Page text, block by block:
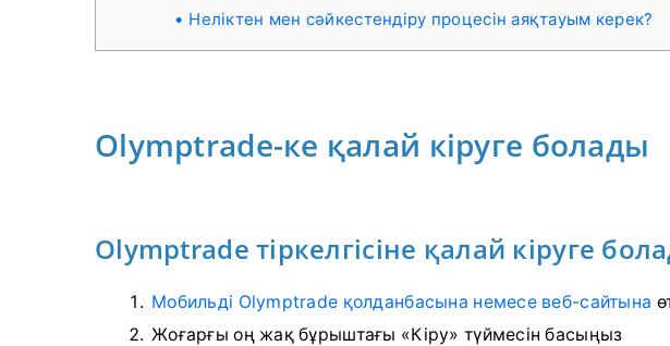
Неліктен мен сәйкестендіру процесін аяқтауым керек?
Olymptrade-ке қалай кіруге болады
Olymptrade тіркелгісіне қалай кіруге
Мобильді Olymptrade қолданбасына немесе веб-сайтына
Жоғарғы оң жақ бұрыштағы «Кіру» түймесін басыңыз